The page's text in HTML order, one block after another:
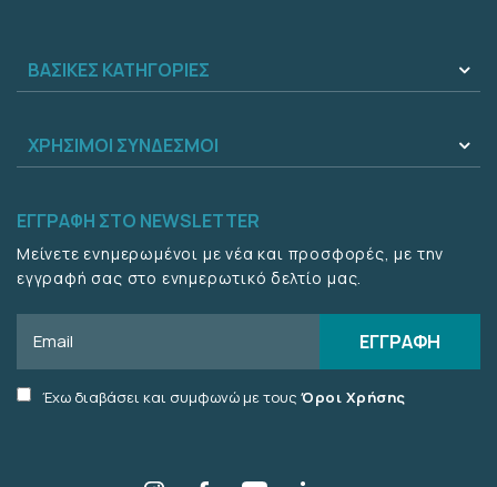
ΒΑΣΙΚΕΣ ΚΑΤΗΓΟΡΙΕΣ
ΧΡΗΣΙΜΟΙ ΣΥΝΔΕΣΜΟΙ
ΕΓΓΡΑΦΗ ΣΤΟ NEWSLETTER
Μείνετε ενημερωμένοι με νέα και προσφορές, με την
εγγραφή σας στο ενημερωτικό δελτίο μας.
ΕΓΓΡΑΦΗ
AcceptΈχω διαβάσει και συμφωνώ με τους Όροι Χρήσης